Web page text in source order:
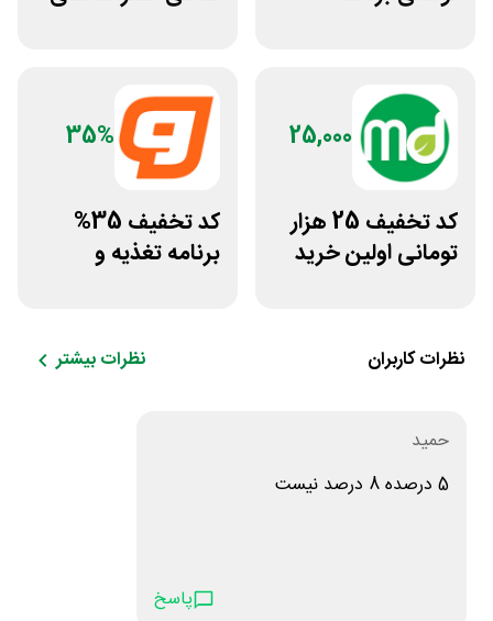
25,000
کد تخفیف 25 هزار
تومانی اولین خرید
35%
کد تخفیف 35%
برنامه تغذیه و
نظرات کاربران نظرات بیشتر
حمید
5 درصده 8 درصد نیست
پاسخ